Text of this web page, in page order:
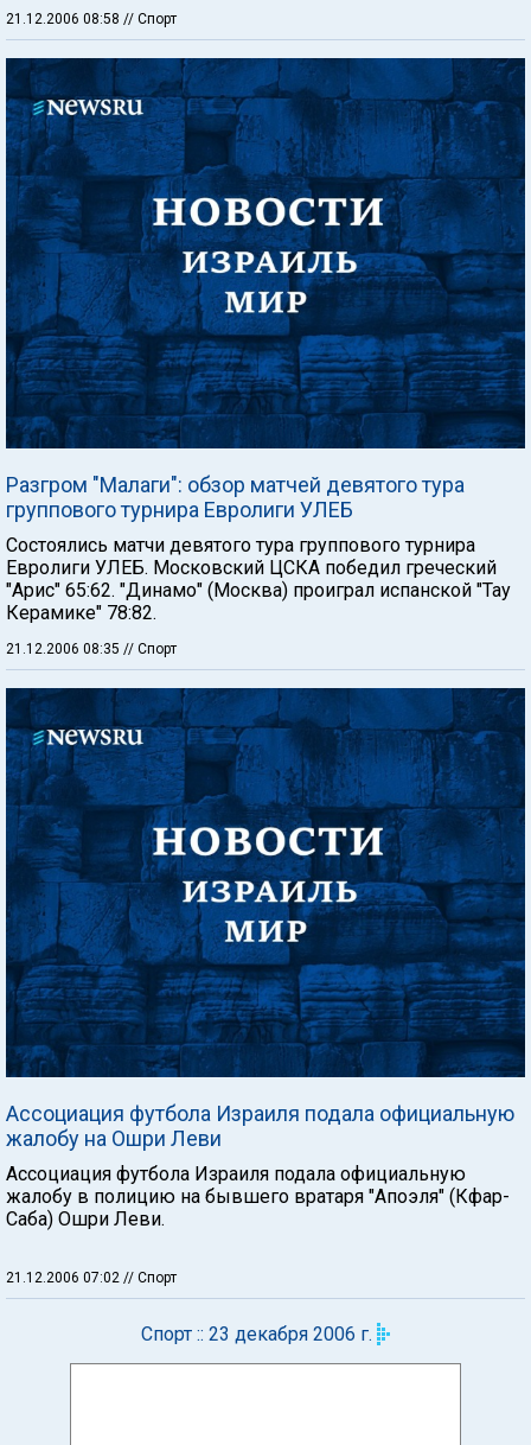
21.12.2006 08:58 // Спорт
Разгром "Малаги": обзор матчей девятого тура
группового турнира Евролиги УЛЕБ
Состоялись матчи девятого тура группового турнира
Евролиги УЛЕБ. Московский ЦСКА победил греческий
"Арис" 65:62. "Динамо" (Москва) проиграл испанской "Тау
Керамике" 78:82.
21.12.2006 08:35 // Спорт
Ассоциация футбола Израиля подала официальную
жалобу на Ошри Леви
Ассоциация футбола Израиля подала официальную
жалобу в полицию на бывшего вратаря "Апоэля" (Кфар-
Саба) Ошри Леви.
21.12.2006 07:02 // Спорт
Спорт :: 23 декабря 2006 г.